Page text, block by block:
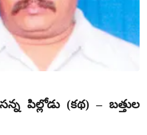
పిల్లోడు (కథ) – బత్తుల